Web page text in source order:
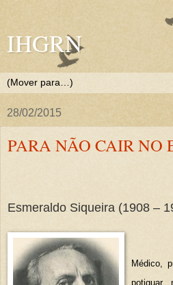
IHGRN
28/02/2015
PARA NÃO CAIR NO
Esmeraldo Siqueira (1908 –
Médico,